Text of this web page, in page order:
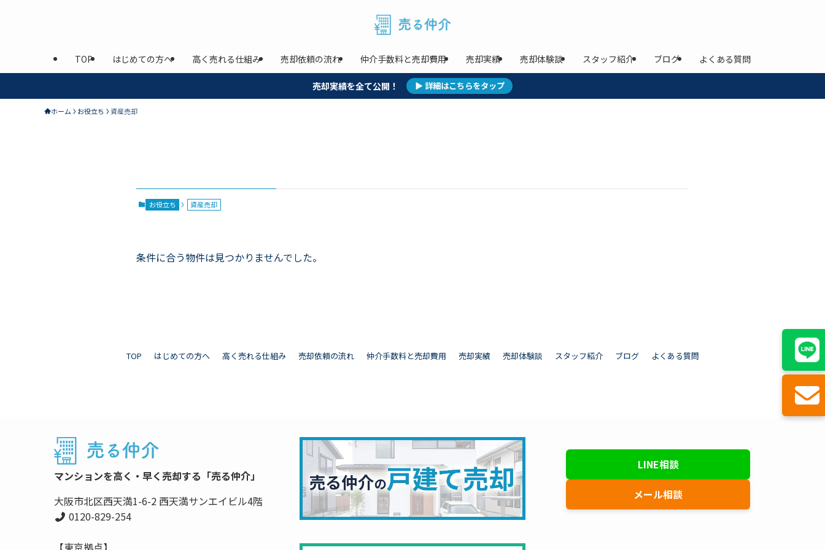
TOP はじめての方へ 高く売れる仕組み 売却依頼の流れ 仲介手数料と売却費用 売却実績 売却体験談 スタッフ紹介 ブログ よくある質問
売却実績を全て公開！ ▶ 詳細はこちらをタップ
ホーム お役立ち 資産売却
お役立ち 資産売却
条件に合う物件は見つかりませんでした。
TOP はじめての方へ 高く売れる仕組み 売却依頼の流れ 仲介手数料と売却費用 売却実績 売却体験談 スタッフ紹介 ブログ よくある質問
マンションを高く・早く売却する「売る仲介」
大阪市北区西天満1-6-2 西天満サンエイビル4階
0120-829-254
LINE相談
メール相談